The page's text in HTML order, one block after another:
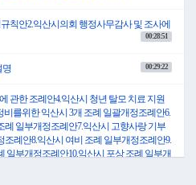
칙안2.익산시의회 행정사무감사 및 조사에
00:28:51
명 00:29:22
관한 조례안4.익산시 청년 탈모 치료 지원
를위한 익산시 3개 조례 일괄개정조례안6.
례 일부개정조례안7.익산시 고향사랑 기부
조례안8.익산시 여비 조례 일부개정조례안9.
일부개정조례안10.익산시 포상 조례 일부개